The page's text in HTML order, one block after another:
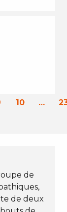
10 …
de
de deux